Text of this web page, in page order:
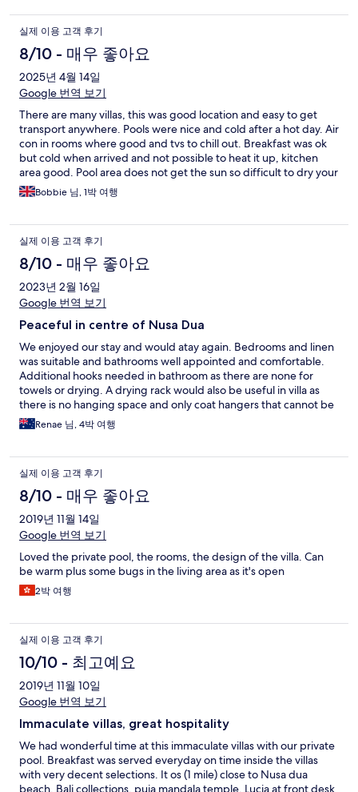
실제 이용 고객 후기
8/10 - 매우 좋아요
2025년 4월 14일
Google 번역 보기
There are many villas, this was good location and easy to get
transport anywhere. Pools were nice and cold after a hot day. Air
con in rooms where good and tvs to chill out. Breakfast was ok
but cold when arrived and not possible to heat it up, kitchen
area good. Pool area does not get the sun so difficult to dry your
clothesBobbie 님, 1박 여행
실제 이용 고객 후기
8/10 - 매우 좋아요
2023년 2월 16일
Google 번역 보기
Peaceful in centre of Nusa Dua
We enjoyed our stay and would atay again. Bedrooms and linen
was suitable and bathrooms well appointed and comfortable.
Additional hooks needed in bathroom as there are none for
towels or drying. A drying rack would also be useful in villa as
there is no hanging space and only coat hangers that cannot be
removed from wardrobe. Kitchen use for basic needs only. No
preparation utensils, knifes or large bowls. Watet filter was
which is nice. Pool filter can be switched on and off as preferred
which is handy for noise. Good amount of privacy with 1
bedroom downstairs next to pool and the other upstairs. Care
should be taken on internal tiles. As when rains its very slippery.
Renae 님, 4박 여행
실제 이용 고객 후기
8/10 - 매우 좋아요
2019년 11월 14일
Google 번역 보기
Loved the private pool, the rooms, the design of the villa. Can
be warm plus some bugs in the living area as it's open
2박 여행
실제 이용 고객 후기
10/10 - 최고예요
2019년 11월 10일
Google 번역 보기
Immaculate villas, great hospitality
We had wonderful time at this immaculate villas with our private
pool. Breakfast was served everyday on time inside the villas
with very decent selections. It os (1 mile) close to Nusa dua
beach, Bali collections, puja mandala temple. Lucia at front desk